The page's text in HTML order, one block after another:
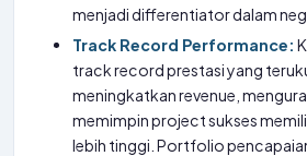
menjadi differentiator dalam
Track Record Performance:
track record prestasi yang
meningkatkan revenue,
memimpin project sukses
lebih tinggi. Portfolio